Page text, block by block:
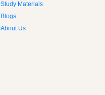
Study Materials
Blogs
About Us